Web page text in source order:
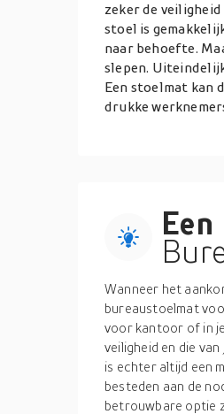
zeker de
stoel is
naar behoefte.
slepen.
Een stoelmat kan
drukke
Wanneer het
bureaustoelmat
voor kantoor of in
veiligheid en die
is echter altijd een
besteden aan de
betrouwbare optie